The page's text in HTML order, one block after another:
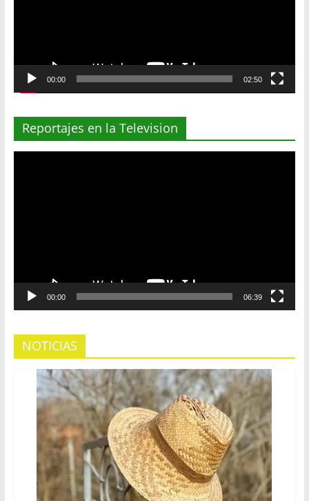
00:00 02:50
Reportajes en la Television
00:00 06:39
NOTICIAS